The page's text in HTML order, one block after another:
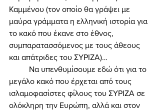
Καμμένου (τον οποίο θα γράψει με
μαύρα γράμματα η ελληνική ιστορία για
το κακό που έκανε στο έθνος,
συμπαρατασσόμενος με τους άθεους
και απάτριδες του ΣΥΡΙΖΑ)…
μεγάλο κακό που έρχεται από τους
ισλαμοφασίστες φίλους του ΣΥΡΙΖΑ σε
ολόκληρη την Ευρώπη, αλλά και στον